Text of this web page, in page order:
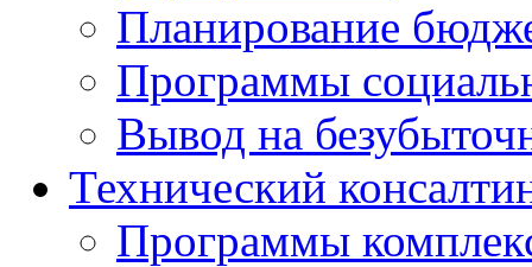
Планирование
Программы
Вывод на
Технический
Программы